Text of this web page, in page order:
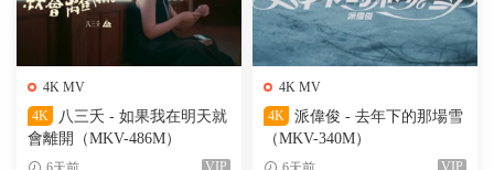
4K MV
4K
八三夭 - 如果我在明天就
會離開（MKV-486M）
4K MV
4K
派偉俊 - 去年下的那場雪
（MKV-340M）